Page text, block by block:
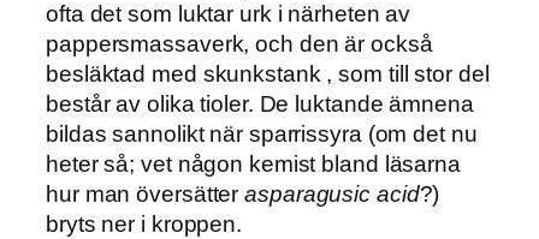
ofta det som luktar urk i närheten av
pappersmassaverk, och den är också
besläktad med skunkstank , som till stor del
består av olika tioler. De luktande ämnena
bildas sannolikt när sparrissyra (om det nu
heter så; vet någon kemist bland läsarna
hur man översätterasparagusic acid?)
bryts ner i kroppen.